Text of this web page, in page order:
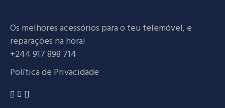
Os melhores acessórios para o teu telemóvel, e
reparações na hora!
+244 917 898 714
Política de Privacidade